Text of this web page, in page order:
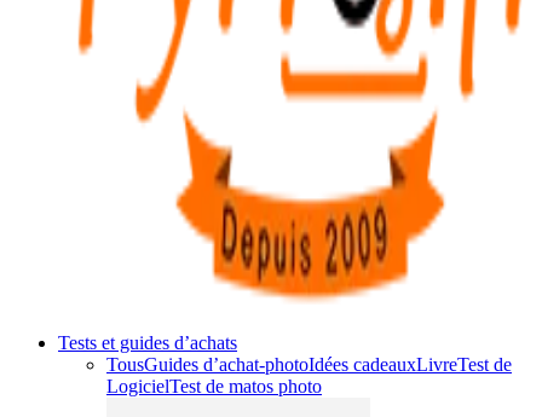
Tests et guides d’achats
TousGuides d’achat-photoIdées cadeauxLivreTest de
LogicielTest de matos photo